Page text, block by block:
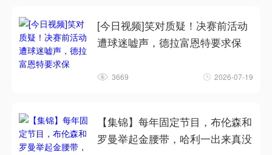
[今日视频]笑对质疑！决赛前活动
遭球迷嘘声，德拉富恩特要求保
3669 2026-07-19
【集锦】每年固定节目，布伦森和
罗曼举起金腰带，哈利一出来真没